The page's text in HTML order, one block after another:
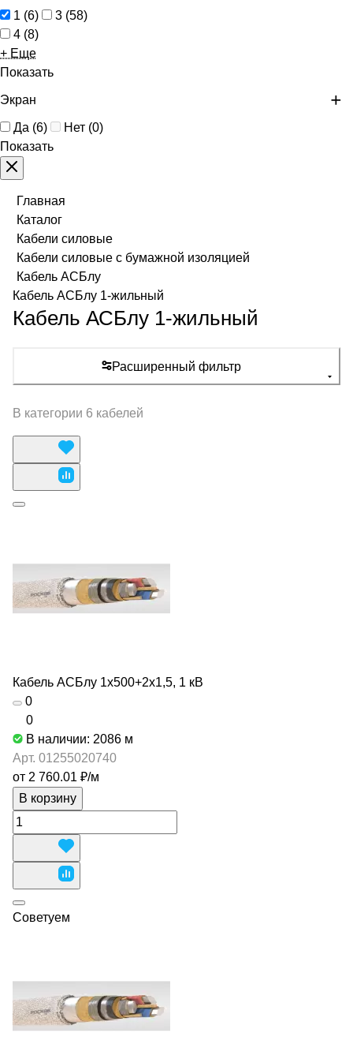
1 (6) 3 (58)
4 (8)
+ Еще
Показать
Экран
Да (6) Нет (0)
Показать
Главная
Каталог
Кабели силовые
Кабели силовые с бумажной изоляцией
Кабель АСБлу
Кабель АСБлу 1-жильный
Кабель АСБлу 1-жильный
Расширенный фильтр
В категории 6 кабелей
Кабель АСБлу 1х500+2х1,5, 1 кВ
0
0
В наличии: 2086 м
Арт. 01255020740
от 2 760.01 ₽/м
В корзину
Советуем